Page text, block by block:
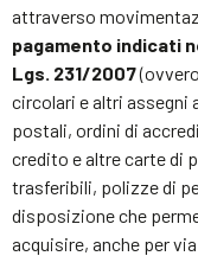
attraverso
pagamento indicati
Lgs. 231/2007
circolari e altri assegni
postali, ordini di
credito e altre carte di
trasferibili, polizze di
disposizione che
acquisire, anche per